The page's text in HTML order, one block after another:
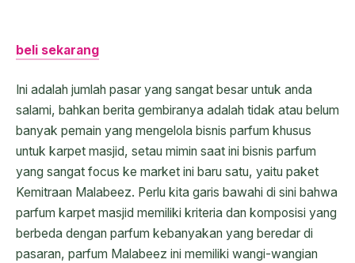
beli sekarang
Ini adalah jumlah pasar yang sangat besar untuk anda
salami, bahkan berita gembiranya adalah tidak atau belum
banyak pemain yang mengelola bisnis parfum khusus
untuk karpet masjid, setau mimin saat ini bisnis parfum
yang sangat focus ke market ini baru satu, yaitu paket
Kemitraan Malabeez. Perlu kita garis bawahi di sini bahwa
parfum karpet masjid memiliki kriteria dan komposisi yang
berbeda dengan parfum kebanyakan yang beredar di
pasaran, parfum Malabeez ini memiliki wangi-wangian